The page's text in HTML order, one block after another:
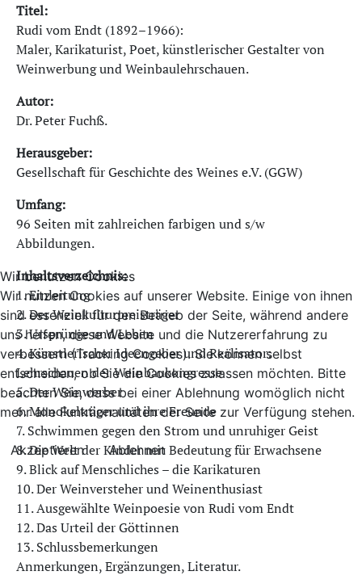
Titel:
Rudi vom Endt (1892–1966):
Maler, Karikaturist, Poet, künstlerischer Gestalter von
Weinwerbung und Weinbaulehrschauen.
Autor:
Dr. Peter Fuchß.
Herausgeber:
Gesellschaft für Geschichte des Weines e.V. (GGW)
Umfang:
96 Seiten mit zahlreichen farbigen und s/w
Abbildungen.
Inhaltsverzeichnis:
1. Einleitung
2. Der Weinkulturpreisträger
3. Ursprünge und Leben
4. Künstlerischer Ideengeber und Realisator:
Lehrschauen der Weinbaukongresse
5. Der Weinwerber
6. Monokelträger und ihre Freunde
7. Schwimmen gegen den Strom und unruhiger Geist
8. Die Welt der Kinder mit Bedeutung für Erwachsene
9. Blick auf Menschliches – die Karikaturen
10. Der Weinversteher und Weinenthusiast
11. Ausgewählte Weinpoesie von Rudi vom Endt
12. Das Urteil der Göttinnen
13. Schlussbemerkungen
Anmerkungen, Ergänzungen, Literatur.
Wir benutzen Cookies
Wir nutzen Cookies auf unserer Website. Einige von ihnen
sind essenziell für den Betrieb der Seite, während andere
uns helfen, diese Website und die Nutzererfahrung zu
verbessern (Tracking Cookies). Sie können selbst
entscheiden, ob Sie die Cookies zulassen möchten. Bitte
beachten Sie, dass bei einer Ablehnung womöglich nicht
mehr alle Funktionalitäten der Seite zur Verfügung stehen.
Akzeptieren Ablehnen